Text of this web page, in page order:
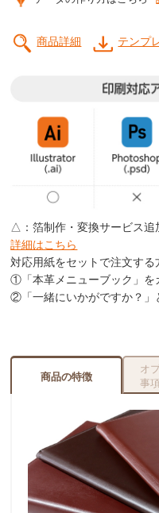
商品詳細 テンプ
△：箔制作・変換サービス追
詳細はこちら
対応用紙をセットで注文する
①「本革メニューブック」を
②「一緒にいかがですか？」
商品の特徴
オ
事項